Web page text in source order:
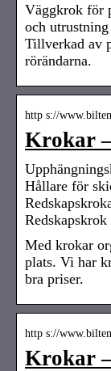
Väggkrok för
och
Tillverkad av
rörändarna.
http s://
Krokar
Hållare för
Med krokar
plats. Vi har
bra priser.
http s://
Krokar